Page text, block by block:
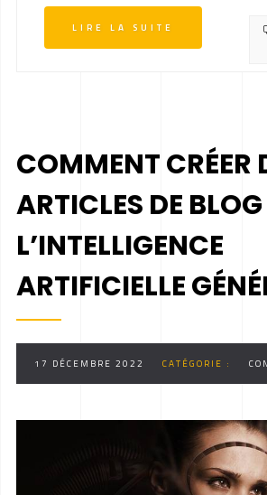
LIRE LA SUITE
COMMENT CRÉER
ARTICLES DE
L’INTELLIGENCE
ARTIFICIELLE
17 DÉCEMBRE 2022 CATÉGORIE :